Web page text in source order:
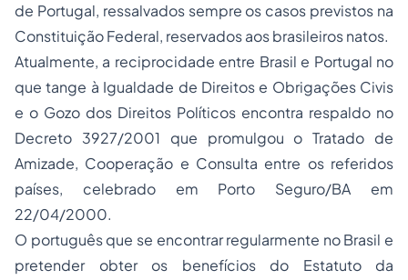
de Portugal, ressalvados sempre os casos previstos na
Constituição Federal, reservados aos brasileiros natos.
Atualmente, a reciprocidade entre Brasil e Portugal no
que tange à Igualdade de Direitos e Obrigações Civis
e o Gozo dos Direitos Políticos encontra respaldo no
Decreto 3927/2001 que promulgou o Tratado de
Amizade, Cooperação e Consulta entre os referidos
países, celebrado em Porto Seguro/BA em
22/04/2000.
O português que se encontrar regularmente no Brasil e
pretender obter os benefícios do Estatuto da